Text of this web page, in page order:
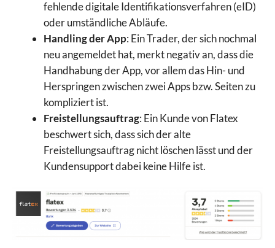
Scalable Capital
Skilling
Sparkassen Broker
StarTrader
Swissquote
Targobank
TegasFX
Tickmill
TMGM
Traders Place
Trading 212
Trive
fehlende digitale Identifikationsverfahren (eID)
oder umständliche Abläufe.
Handling der App: Ein Trader, der sich nochmal
neu angemeldet hat, merkt negativ an, dass die
Handhabung der App, vor allem das Hin- und
Herspringen zwischen zwei Apps bzw. Seiten zu
kompliziert ist.
Freistellungsauftrag: Ein Kunde von Flatex
beschwert sich, dass sich der alte
Freistellungsauftrag nicht löschen lässt und der
Kundensupport dabei keine Hilfe ist.